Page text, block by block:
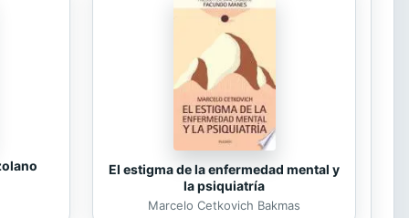
El estigma de la enfermedad mental y
la psiquiatría
Marcelo Cetkovich Bakmas